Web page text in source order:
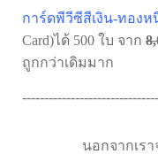
การ์ดพีวีซีสีเงิน-ทองห
Card)ได้ 500 ใบ จาก
ถูกกว่าเดิมมาก
นอกจากเร